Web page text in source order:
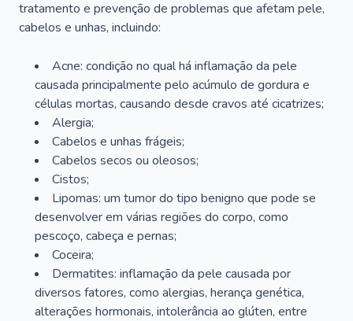
tratamento e prevenção de problemas que afetam pele,
cabelos e unhas, incluindo:
Acne: condição no qual há inflamação da pele
causada principalmente pelo acúmulo de gordura e
células mortas, causando desde cravos até cicatrizes;
Alergia;
Cabelos e unhas frágeis;
Cabelos secos ou oleosos;
Cistos;
Lipomas: um tumor do tipo benigno que pode se
desenvolver em várias regiões do corpo, como
pescoço, cabeça e pernas;
Coceira;
Dermatites: inflamação da pele causada por
diversos fatores, como alergias, herança genética,
alterações hormonais, intolerância ao glúten, entre